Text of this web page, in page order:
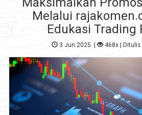
Melalui
Edukasi Trading
3 Jun 2025 | 468x| Ditulis